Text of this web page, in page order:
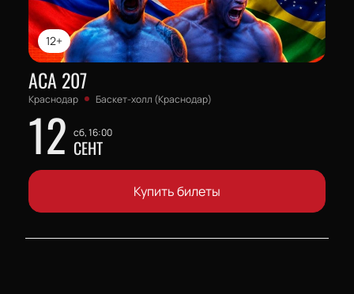
12+
АСА 207
Краснодар Баскет-холл (Краснодар)
12 сб, 16:00
СЕНТ
Купить билеты